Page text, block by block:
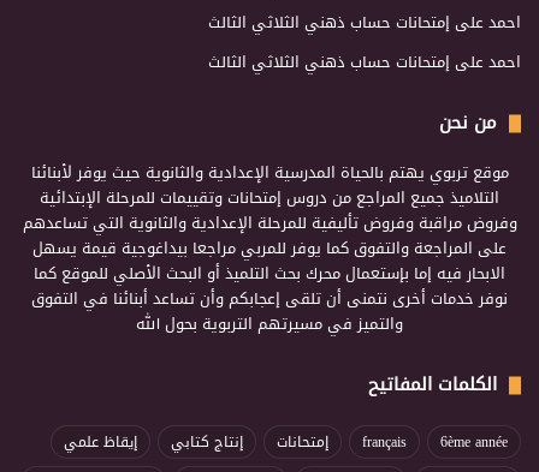
احمدعلى إمتحانات حساب ذهني الثلاثي الثالث
احمدعلى إمتحانات حساب ذهني الثلاثي الثالث
من نحن
موقع تربوي يهتم بالحياة المدرسية الإعدادية والثانوية حيث يوفر لأبنائنا
التلاميذ جميع المراجع من دروس إمتحانات وتقييمات للمرحلة الإبتدائية
وفروض مراقبة وفروض تأليفية للمرحلة الإعدادية والثانوية التي تساعدهم
على المراجعة والتفوق كما يوفر للمربي مراجعا بيداغوجية قيمة يسهل
الابحار فيه إما بإستعمال محرك بحث التلميذ أو البحث الأصلي للموقع كما
نوفر خدمات أخرى نتمنى أن تلقى إعجابكم وأن تساعد أبنائنا في التفوق
والتميز في مسيرتهم التربوية بحول الله
الكلمات المفاتيح
6ème année
français إمتحانات إنتاج كتابي
إيقاظ علمي